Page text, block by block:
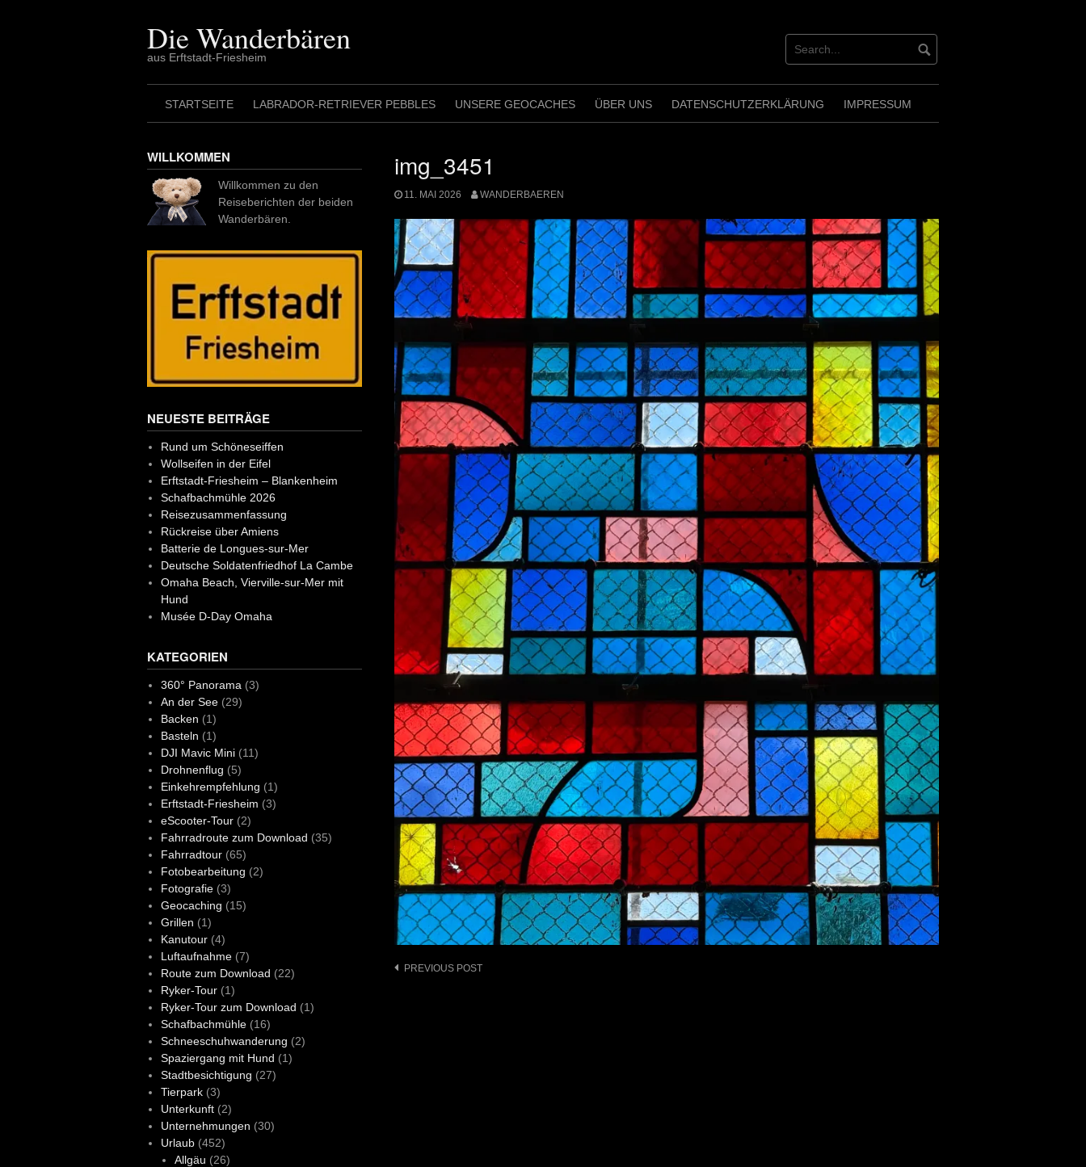
Die Wanderbären
aus Erftstadt-Friesheim
STARTSEITE LABRADOR-RETRIEVER PEBBLES UNSERE GEOCACHES ÜBER UNS DATENSCHUTZERKLÄRUNG IMPRESSUM
img_3451
11. MAI 2026 WANDERBAEREN
Post
PREVIOUS POST
WILLKOMMEN
Willkommen zu den
Reiseberichten der beiden
Wanderbären.
NEUESTE BEITRÄGE
Rund um Schöneseiffen
Wollseifen in der Eifel
Erftstadt-Friesheim – Blankenheim
Schafbachmühle 2026
Reisezusammenfassung
Rückreise über Amiens
Batterie de Longues-sur-Mer
Deutsche Soldatenfriedhof La Cambe
Omaha Beach, Vierville-sur-Mer mit
Hund
Musée D-Day Omaha
KATEGORIEN
360° Panorama(3)
An der See(29)
Backen (1)
Basteln (1)
DJI Mavic Mini(11)
Drohnenflug (5)
Einkehrempfehlung (1)
Erftstadt-Friesheim (3)
eScooter-Tour(2)
Fahrradroute zum Download (35)
Fahrradtour(65)
Fotobearbeitung (2)
Fotografie(3)
Geocaching (15)
Grillen (1)
Kanutour(4)
Luftaufnahme(7)
Route zum Download (22)
Ryker-Tour(1)
Ryker-Tour zum Download (1)
Schafbachmühle(16)
Schneeschuhwanderung (2)
Spaziergang mit Hund (1)
Stadtbesichtigung (27)
Tierpark(3)
Unterkunft(2)
Unternehmungen (30)
Urlaub(452)
Allgäu (26)